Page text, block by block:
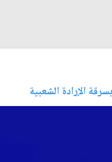
الإرادة الشعبية